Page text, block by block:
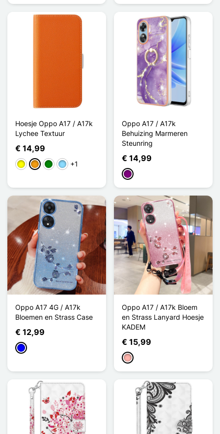
Hoesje Oppo A17 / A17k
Lychee Textuur
€ 14,99
GeelOranjeGroenLicht Blauw
+1
Oppo A17 / A17k
Behuizing Marmeren
Steunring
€ 14,99
Purper
Oppo A17 4G / A17k
Bloemen en Strass Case
€ 12,99
Blauw
Oppo A17 / A17k Bloem
en Strass Lanyard Hoesje
KADEM
€ 15,99
Rose Goud